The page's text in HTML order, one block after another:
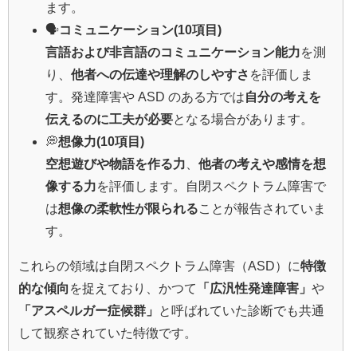
ます。
🗣️コミュニケーション(10項目)
言語および非言語のコミュニケーション能力を測
り、他者への伝達や理解のしやすさ を評価しま
す。発達障害や ASD のある方では自分の考えを
伝えるのに工夫が必要となる場合があります。
💭想像力(10項目)
空想遊びや物語を作る力 、他者の考えや感情を想
像する力を評価します。自閉スペクトラム障害で
は想像の柔軟性が限られることが報告されていま
す。
これらの領域は自閉スペクトラム障害（ASD）に特徴
的な傾向 を捉えており、かつて 「広汎性発達障害」 や
「アスペルガー症候群」
と呼ばれていた診断でも共通
して観察されていた特徴です。